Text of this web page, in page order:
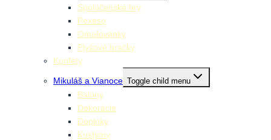
Spoločenské hry
Pexeso
Omaľovánky
Plyšové hračky
Konfety
Mikuláš a Vianoce Toggle child menu
Balóny
Dekorácie
Doplnky
Kostýmy